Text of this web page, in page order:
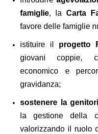
famiglie, la Carta
favore delle famiglie
istituire il progetto
giovani coppie,
economico e
gravidanza;
sostenere la
la gestione della
valorizzando il ruolo